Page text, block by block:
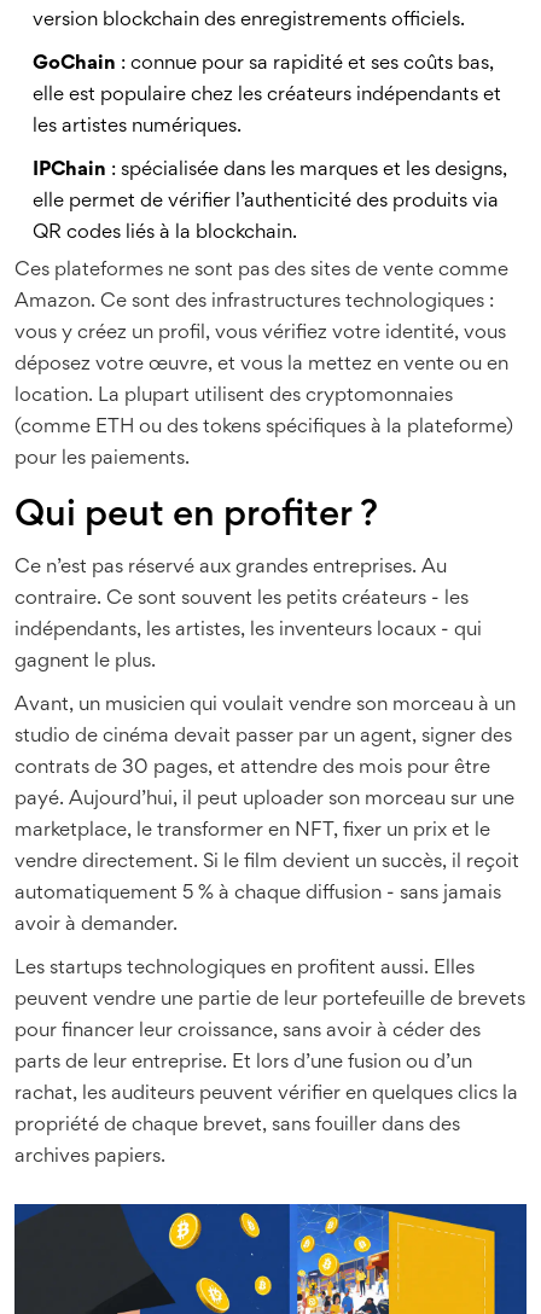
version blockchain des enregistrements officiels.
GoChain : connue pour sa rapidité et ses coûts bas,
elle est populaire chez les créateurs indépendants et
les artistes numériques.
IPChain : spécialisée dans les marques et les designs,
elle permet de vérifier l’authenticité des produits via
QR codes liés à la blockchain.
Ces plateformes ne sont pas des sites de vente comme
Amazon. Ce sont des infrastructures technologiques :
vous y créez un profil, vous vérifiez votre identité, vous
déposez votre œuvre, et vous la mettez en vente ou en
location. La plupart utilisent des cryptomonnaies
(comme ETH ou des tokens spécifiques à la plateforme)
pour les paiements.
Qui peut en profiter ?
Ce n’est pas réservé aux grandes entreprises. Au
contraire. Ce sont souvent les petits créateurs - les
indépendants, les artistes, les inventeurs locaux - qui
gagnent le plus.
Avant, un musicien qui voulait vendre son morceau à un
studio de cinéma devait passer par un agent, signer des
contrats de 30 pages, et attendre des mois pour être
payé. Aujourd’hui, il peut uploader son morceau sur une
marketplace, le transformer en NFT, fixer un prix et le
vendre directement. Si le film devient un succès, il reçoit
automatiquement 5 % à chaque diffusion - sans jamais
avoir à demander.
Les startups technologiques en profitent aussi. Elles
peuvent vendre une partie de leur portefeuille de brevets
pour financer leur croissance, sans avoir à céder des
parts de leur entreprise. Et lors d’une fusion ou d’un
rachat, les auditeurs peuvent vérifier en quelques clics la
propriété de chaque brevet, sans fouiller dans des
archives papiers.